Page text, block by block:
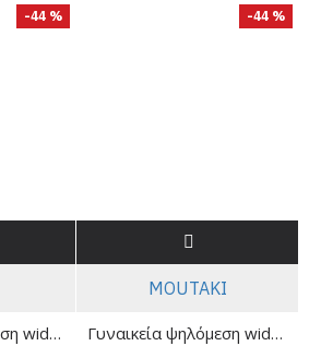
-44 %
Γυναικεία ψηλόμεση wide leg παντελόνα - Access 63-5062
-44 %
MOUTAKI
Γυναικεία ψηλόμεση wide leg τζιν παντελόνα - Moutaki 26.03.32